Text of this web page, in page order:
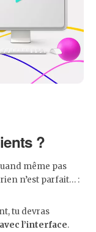
?
même pas
n’est parfait… :
tu devras
l’interface.